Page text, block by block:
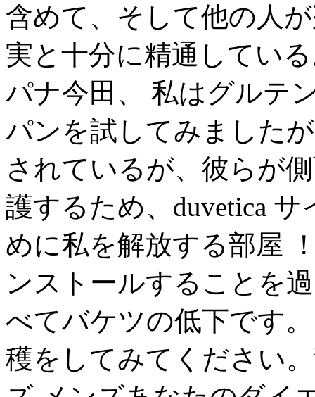
含めて、そして他の人
実と十分に精通してい
パナ今田、 私はグルテ
パンを試してみました
されているが、彼らが
護するため、duvetica
めに私を解放する部屋
ンストールすることを
べてバケツの低下です
穫をしてみてください